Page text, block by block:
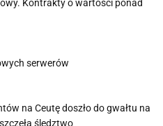
Kontrakty o wartości ponad
serwerów
na Ceutę doszło do gwałtu na
śledztwo